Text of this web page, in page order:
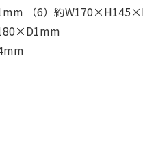
リラックマ／マルチ
ケース
（6）約